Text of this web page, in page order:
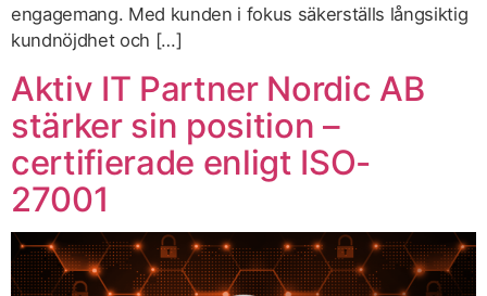
engagemang. Med kunden i fokus säkerställs långsiktig
kundnöjdhet och […]
Aktiv IT Partner Nordic AB
stärker sin position –
certifierade enligt ISO-
27001